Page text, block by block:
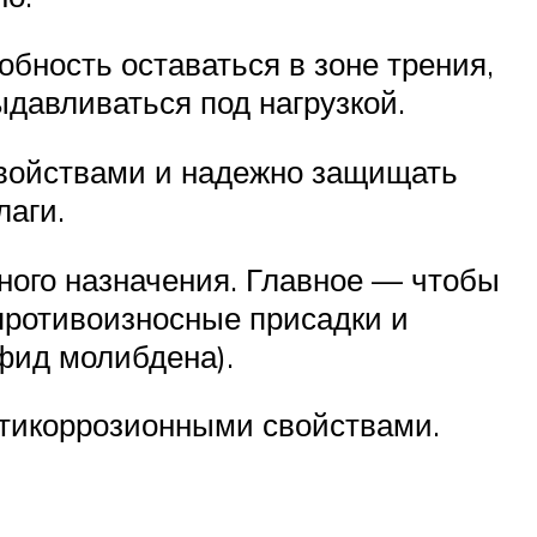
оставаться в зоне трения,
под нагрузкой.
и надежно защищать
назначения. Главное — чтобы
присадки и
молибдена).
свойствами.